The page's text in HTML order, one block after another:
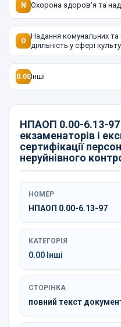
N Охорона здоров'я та
O
Надання комунальних та
діяльність у сфері
0.00Інші
НПАОП 0.00-6.13-97
екзаменаторів і
сертифікації
неруйнівного
НОМЕР
НПАОП 0.00-6.13-97
КАТЕГОРІЯ
0.00 Інші
СТОРІНКА
повний текст